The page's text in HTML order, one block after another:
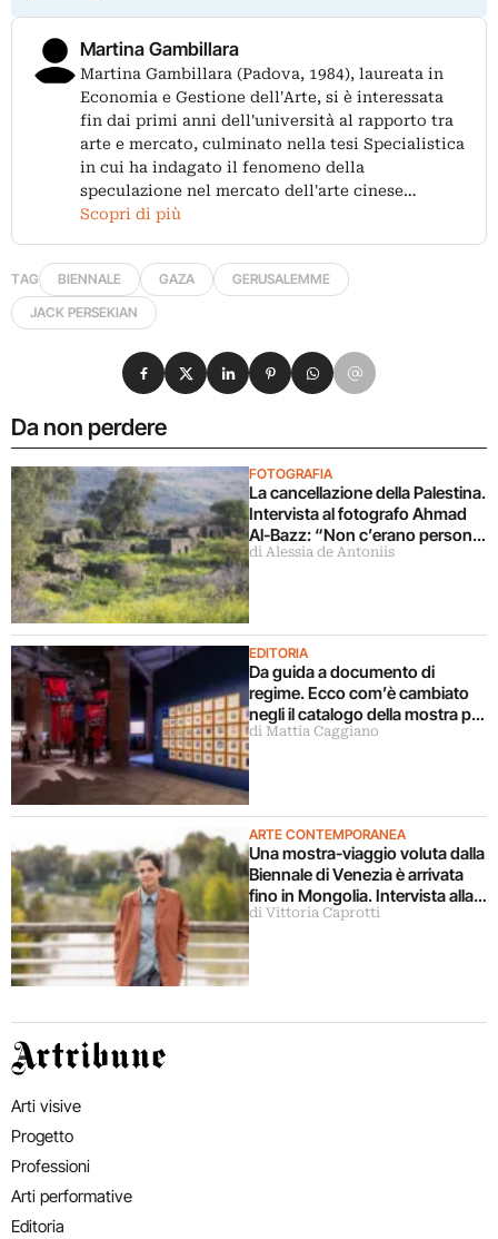
Martina Gambillara
Martina Gambillara (Padova, 1984), laureata in
Economia e Gestione dell'Arte, si è interessata
fin dai primi anni dell'università al rapporto tra
arte e mercato, culminato nella tesi Specialistica
in cui ha indagato il fenomeno della
speculazione nel mercato dell'arte cinese…
Scopri di più
TAG BIENNALE GAZA
GERUSALEMME
JACK PERSEKIAN
Da non perdere
FOTOGRAFIA
La cancellazione della Palestina.
Intervista al fotografo Ahmad
Al-Bazz: “Non c’erano persone
da fotografare”
di Alessia de Antoniis
EDITORIA
Da guida a documento di
regime. Ecco com’è cambiato
negli il catalogo della mostra più
importante del mondo
di Mattia Caggiano
ARTE CONTEMPORANEA
Una mostra-viaggio voluta dalla
Biennale di Venezia è arrivata
fino in Mongolia. Intervista alla
curatrice
di Vittoria Caprotti
Condividi su Facebook
Condividi su X
Condividi su LinkedIn
Condividi su Pinterest
Condividi su WhatsApp
Condividi su Email
Artribune
Arti visive
Progetto
Professioni
Arti performative
Editoria